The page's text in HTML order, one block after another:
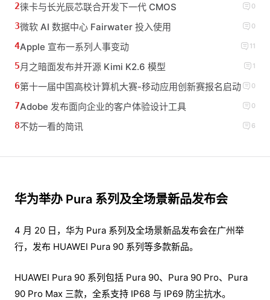
徕卡与长光辰芯联合开发下一代 CMOS 0
微软 AI 数据中心 Fairwater 投入使用 0
Apple 宣布一系列人事变动 11
月之暗面发布并开源 Kimi K2.6 模型 1
第十一届中国高校计算机大赛-移动应用创新赛报名启动 0
Adobe 发布面向企业的客户体验设计工具 0
不妨一看的简讯 6
华为举办 Pura 系列及全场景新品发布会
4 月 20 日，华为 Pura 系列及全场景新品发布会在广州举
行，发布 HUAWEI Pura 90 系列等多款新品。
HUAWEI Pura 90 系列包括 Pura 90、Pura 90 Pro、Pura
90 Pro Max 三款，全系支持 IP68 与 IP69 防尘抗水。